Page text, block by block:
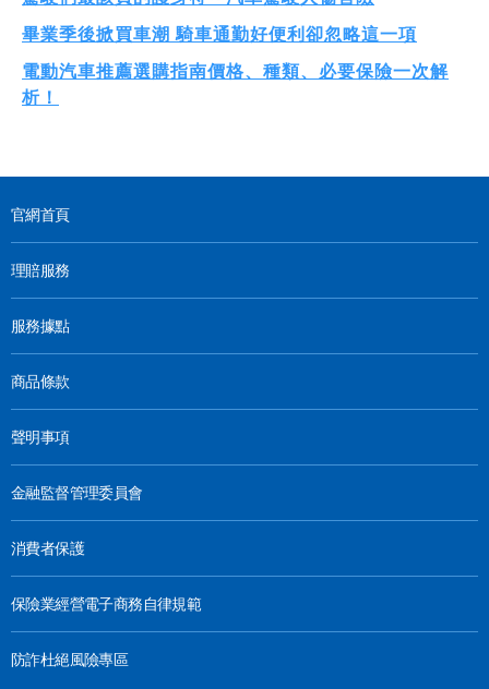
畢業季後掀買車潮 騎車通勤好便利卻忽略這一項
電動汽車推薦選購指南價格、種類、必要保險一次解
析！
官網首頁
理賠服務
服務據點
商品條款
聲明事項
金融監督管理委員會
消費者保護
保險業經營電子商務自律規範
防詐杜絕風險專區